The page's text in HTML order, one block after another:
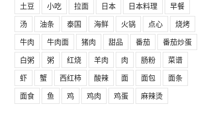
土豆
小吃 拉面 日本 日本料理
早餐
汤
油条 泰国 海鲜 火锅 点心
烧烤
牛肉
牛肉面 猪肉 甜品 番茄
番茄炒蛋
白粥
粥 红烧 羊肉 肉 肠粉
菜谱
虾
蟹 西红柿 酸辣 面 面包
面条
面食
鱼 鸡 鸡肉 鸡蛋 麻辣烫